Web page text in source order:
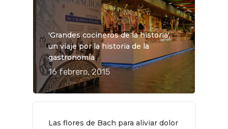
'Grandes cocineros de la historia',
un viaje por la historia de la
gastronomía
16 febrero, 2015
Las flores de Bach para aliviar dolor
QUÉ HACER
Planes
Museos Y
Teatro
Novedades
GASTRO
Restaurantes
Rutas Por Madrid
Bares Y Cafés
VIAJES
CONTACTO